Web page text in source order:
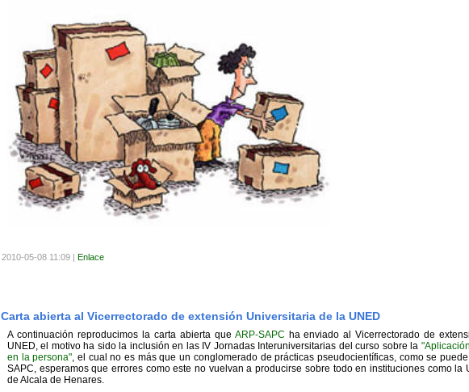
2010-05-08 11:09 | Enlace
Carta abierta al Vicerrectorado de extensión Universitaria de la UNED
A continuación reproducimos la carta abierta que ARP-SAPC ha enviado al Vicerrectorado de
UNED, el motivo ha sido la inclusión en las IV Jornadas Interuniversitarias del curso sobre la
en la persona", el cual no es más que un conglomerado de prácticas pseudocientíficas, como se
SAPC, esperamos que errores como este no vuelvan a producirse sobre todo en instituciones como la
de Alcala de Henares.